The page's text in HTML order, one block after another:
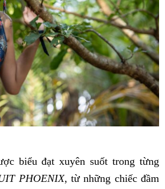
biểu đạt xuyên suốt trong từng
PHOENIX, từ những chiếc đầm